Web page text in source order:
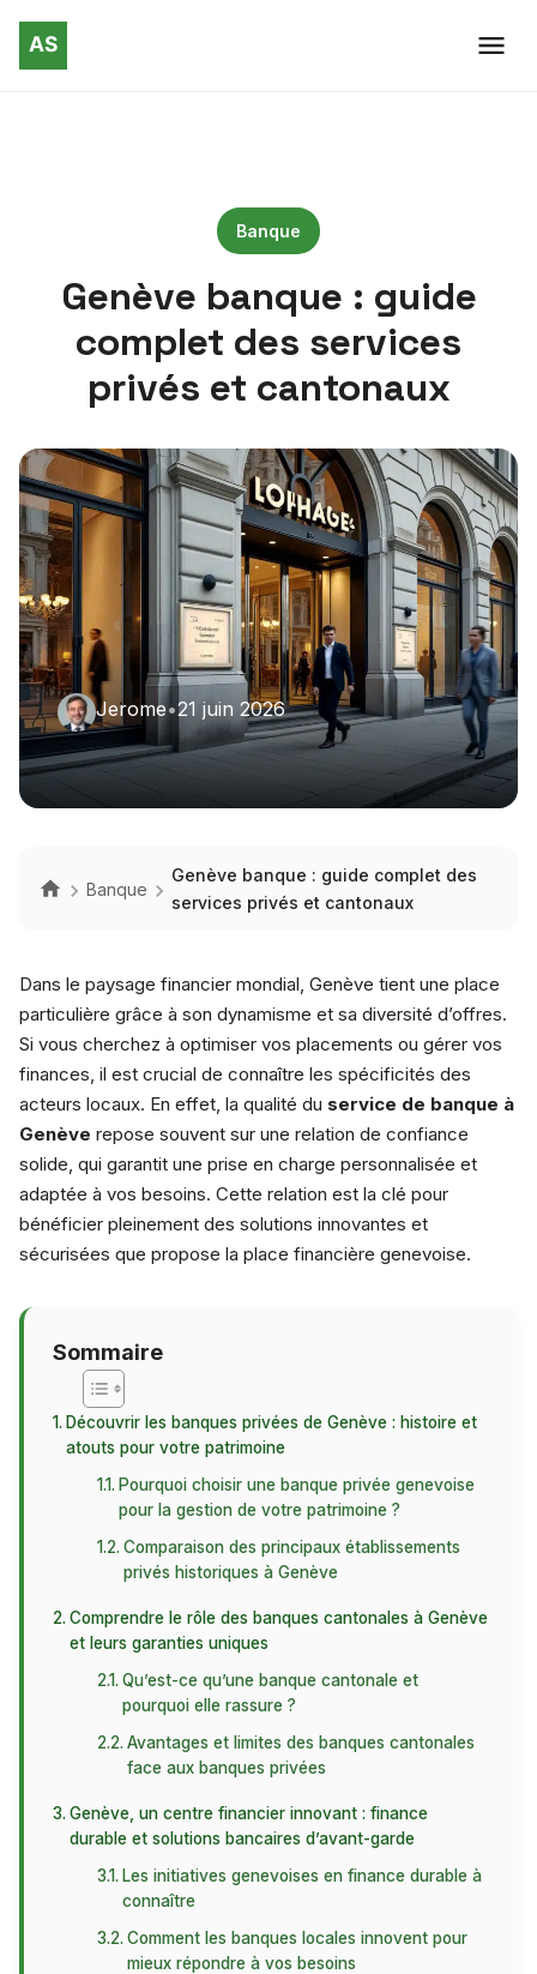
Banque
Genève banque : guide
complet des services
privés et cantonaux
Jerome•21 juin 2026
Banque
Genève banque : guide complet des
services privés et cantonaux
Dans le paysage financier mondial, Genève tient une place
particulière grâce à son dynamisme et sa diversité d’offres.
Si vous cherchez à optimiser vos placements ou gérer vos
finances, il est crucial de connaître les spécificités des
acteurs locaux. En effet, la qualité du service de banque à
Genève repose souvent sur une relation de confiance
solide, qui garantit une prise en charge personnalisée et
adaptée à vos besoins. Cette relation est la clé pour
bénéficier pleinement des solutions innovantes et
sécurisées que propose la place financière genevoise.
Sommaire
Découvrir les banques privées de Genève : histoire et
atouts pour votre patrimoine
Pourquoi choisir une banque privée genevoise
pour la gestion de votre patrimoine ?
Comparaison des principaux établissements
privés historiques à Genève
Comprendre le rôle des banques cantonales à Genève
et leurs garanties uniques
Qu’est-ce qu’une banque cantonale et
pourquoi elle rassure ?
Avantages et limites des banques cantonales
face aux banques privées
Genève, un centre financier innovant : finance
durable et solutions bancaires d’avant-garde
Les initiatives genevoises en finance durable à
connaître
Comment les banques locales innovent pour
mieux répondre à vos besoins